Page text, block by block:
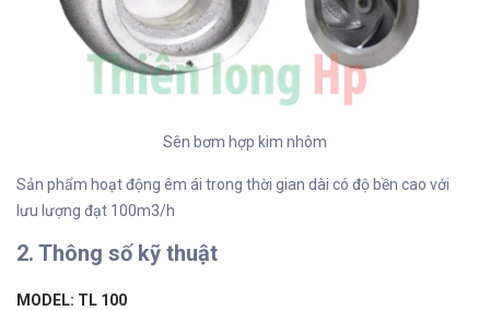
Sên bơm hợp kim nhôm
Sản phẩm hoạt động êm ái trong thời gian dài có độ bền cao với
lưu lượng đạt 100m3/h
2. Thông số kỹ thuật
MODEL: TL 100